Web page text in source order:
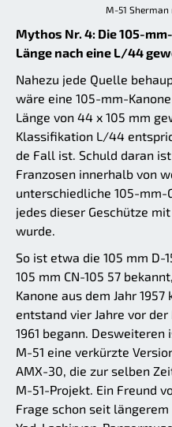
M-51
Mythos Nr. 4: Die 105-
Länge nach eine L/44
Nahezu jede Quelle
wäre eine 105-mm-
Länge von 44 x 105 mm
Klassifikation L/44
de Fall ist. Schuld daran
Franzosen innerhalb von
unterschiedliche 105-mm-
jedes dieser Geschütze
wurde.
So ist etwa die 105 mm D-
105 mm CN-105 57
Kanone aus dem Jahr
entstand vier Jahre vor
1961 begann.
M-51 eine verkürzte
AMX-30, die zur selben
M-51-Projekt. Ein Freund
Frage schon seit